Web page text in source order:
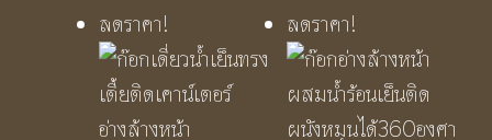
ลดราคา! ลดราคา!